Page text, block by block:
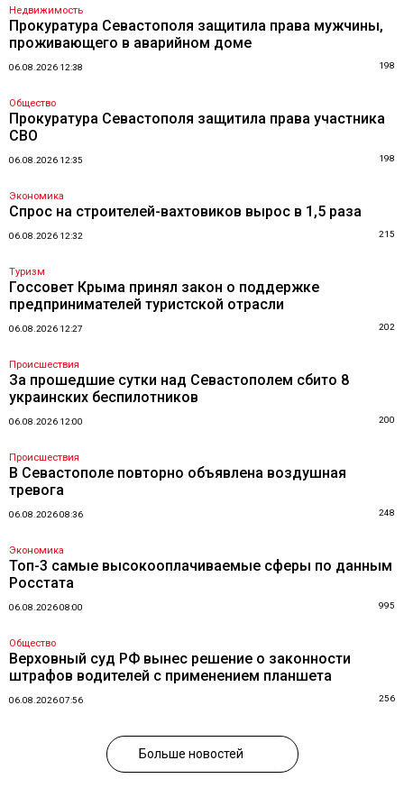
Недвижимость
Прокуратура Севастополя защитила права мужчины,
проживающего в аварийном доме
06.08.2026 12:38 198
Общество
Прокуратура Севастополя защитила права участника
СВО
06.08.2026 12:35 198
Экономика
Спрос на строителей-вахтовиков вырос в 1,5 раза
06.08.2026 12:32 215
Туризм
Госсовет Крыма принял закон о поддержке
предпринимателей туристской отрасли
06.08.2026 12:27 202
Происшествия
За прошедшие сутки над Севастополем сбито 8
украинских беспилотников
06.08.2026 12:00 200
Происшествия
В Севастополе повторно объявлена воздушная
тревога
06.08.2026 08:36 248
Экономика
Топ-3 самые высокооплачиваемые сферы по данным
Росстата
06.08.2026 08:00 995
Общество
Верховный суд РФ вынес решение о законности
штрафов водителей с применением планшета
06.08.2026 07:56 256
Больше новостей